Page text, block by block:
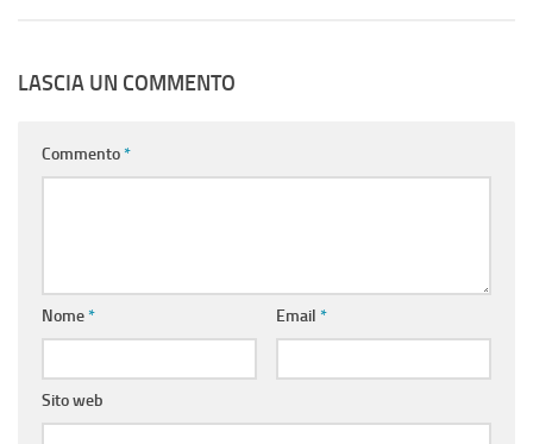
LASCIA UN COMMENTO
Commento*
Nome* Email *
Sito web